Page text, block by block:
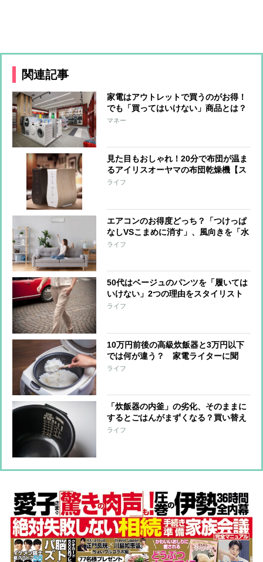
関連記事
家電はアウトレットで買うのがお得！
でも「買ってはいけない」商品とは？
マネー
見た目もおしゃれ！20分で布団が温ま
るアイリスオーヤマの布団乾燥機【ス
マート家電レビュー】
ライフ
エアコンのお得度どっち？「つけっぱ
なしVSこまめに消す」、風向きを「水
平VS下向き」
ライフ
50代はベージュのパンツを「履いては
いけない」2つの理由をスタイリスト
が解説
ライフ
10万円前後の高級炊飯器と3万円以下
では何が違う？ 家電ライターに聞
く、おいしく炊ける「高コスパ炊飯
ライフ
「炊飯器の内釜」の劣化、そのままに
するとごはんがまずくなる？買い替え
時は？ 内釜にまつわる疑問に家電ラ
ライフ